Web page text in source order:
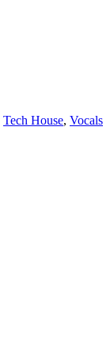
Tech House, Vocals